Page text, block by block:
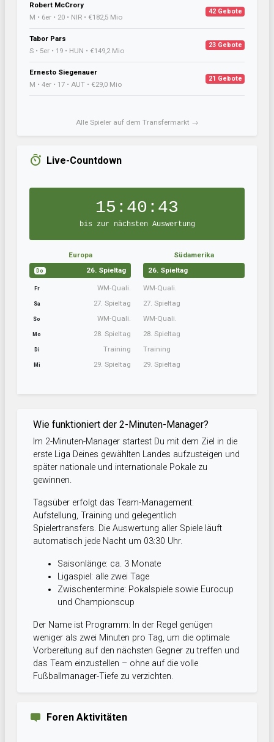
Robert McCrory
M • 6er • 20 • NIR • €182,5 Mio
42 Gebote
Tabor Pars
S • 5er • 19 • HUN • €149,2 Mio
23 Gebote
Ernesto Siegenauer
M • 4er • 17 • AUT • €29,0 Mio
21 Gebote
Alle Spieler auf dem Transfermarkt →
Live-Countdown
15:40:43
bis zur nächsten Auswertung
Europa
Do 26. Spieltag
Fr WM-Quali.
Sa 27. Spieltag
So WM-Quali.
Mo 28. Spieltag
Di Training
Mi 29. Spieltag
Südamerika
26. Spieltag
WM-Quali.
27. Spieltag
WM-Quali.
28. Spieltag
Training
29. Spieltag
Wie funktioniert der 2-Minuten-Manager?
Im 2-Minuten-Manager startest Du mit dem Ziel in die
erste Liga Deines gewählten Landes aufzusteigen und
später nationale und internationale Pokale zu
gewinnen.
Tagsüber erfolgt das Team-Management:
Aufstellung, Training und gelegentlich
Spielertransfers. Die Auswertung aller Spiele läuft
automatisch jede Nacht um 03:30 Uhr.
Saisonlänge: ca. 3 Monate
Ligaspiel: alle zwei Tage
Zwischentermine: Pokalspiele sowie Eurocup
und Championscup
Der Name ist Programm: In der Regel genügen
weniger als zwei Minuten pro Tag, um die optimale
Vorbereitung auf den nächsten Gegner zu treffen und
das Team einzustellen – ohne auf die volle
Fußballmanager-Tiefe zu verzichten.
Foren Aktivitäten